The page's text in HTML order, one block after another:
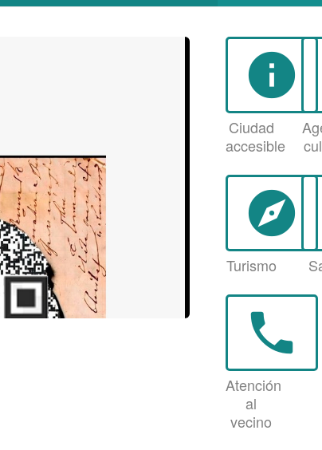
info
Ciudad
accesible
explore
Turismo
phone
Atención
al
vecino